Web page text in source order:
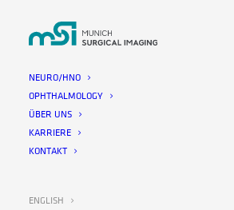
NEURO/HNO
OPHTHALMOLOGY
ÜBER UNS
KARRIERE
KONTAKT
ENGLISH